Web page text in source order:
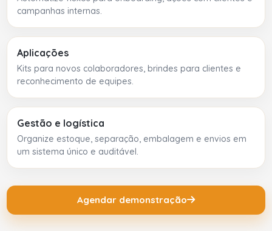
campanhas internas.
Aplicações
Kits para novos colaboradores, brindes para clientes e
reconhecimento de equipes.
Gestão e logística
Organize estoque, separação, embalagem e envios em
um sistema único e auditável.
Agendar demonstração